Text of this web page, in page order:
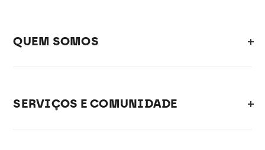
QUEM SOMOS
SERVIÇOS E COMUNIDADE